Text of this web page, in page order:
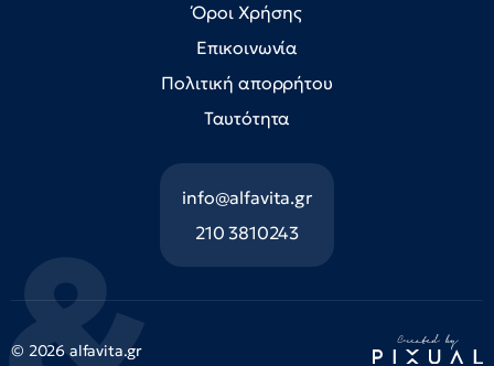
Όροι Χρήσης
Επικοινωνία
Πολιτική απορρήτου
Ταυτότητα
info@alfavita.gr
210 3810243
© 2026 alfavita.gr